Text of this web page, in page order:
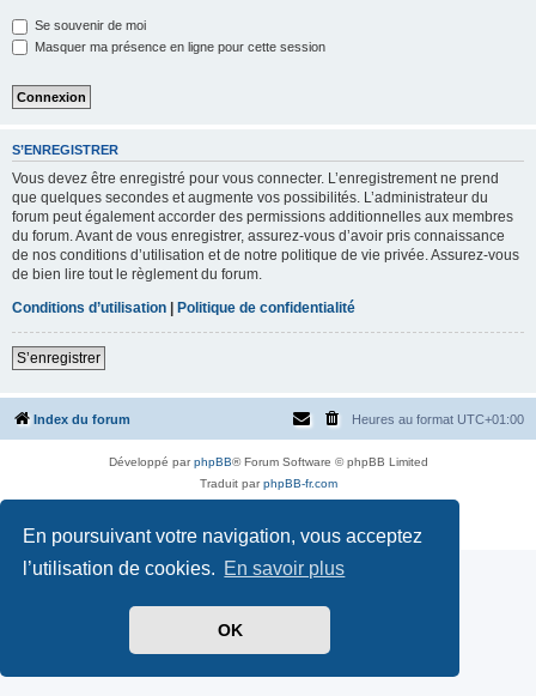
En poursuivant votre navigation, vous acceptez
l’utilisation de cookies. En savoir plus
OK
Se souvenir de moi
Masquer ma présence en ligne pour cette session
S’ENREGISTRER
Vous devez être enregistré pour vous connecter. L’enregistrement ne prend
que quelques secondes et augmente vos possibilités. L’administrateur du
forum peut également accorder des permissions additionnelles aux membres
du forum. Avant de vous enregistrer, assurez-vous d’avoir pris connaissance
de nos conditions d’utilisation et de notre politique de vie privée. Assurez-vous
de bien lire tout le règlement du forum.
Conditions d’utilisation | Politique de confidentialité
S’enregistrer
Index du forum Heures au format UTC+01:00
Développé parphpBB® Forum Software © phpBB Limited
Traduit parphpBB-fr.com
Confidentialité